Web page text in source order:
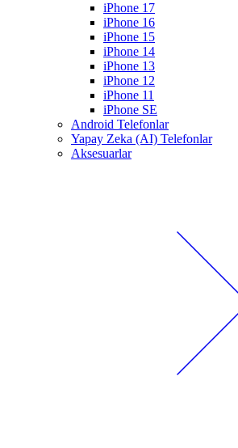
iPhone 17
iPhone 16
iPhone 15
iPhone 14
iPhone 13
iPhone 12
iPhone 11
iPhone SE
Android Telefonlar
Yapay Zeka (AI) Telefonlar
Aksesuarlar